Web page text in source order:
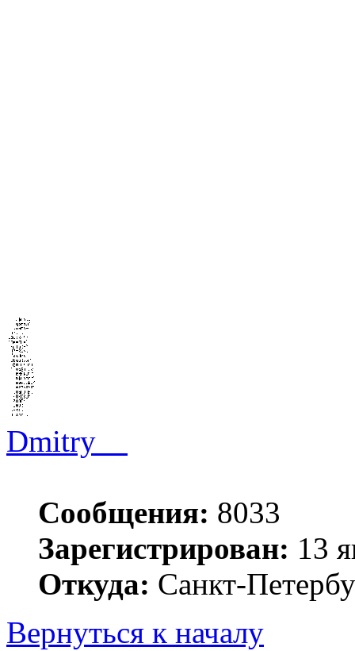
Dmitry__
Сообщения: 8033
Зарегистрирован: 13
Откуда: Санкт-
Вернуться к началу